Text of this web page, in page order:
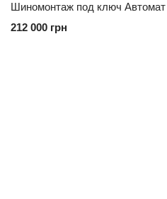
Шиномонтаж под ключ Автомат
212 000 грн